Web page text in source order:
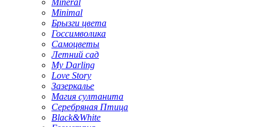
Mineral
Minimal
Брызги цвета
Госсимволика
Самоцветы
Летний сад
My Darling
Love Story
Зазеркалье
Магия султанита
Серебряная Птица
Black&White